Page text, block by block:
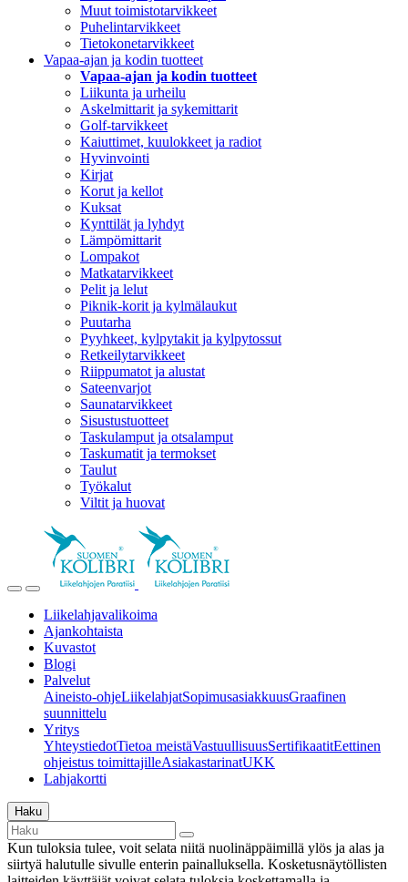
Muut toimistotarvikkeet
Puhelintarvikkeet
Tietokonetarvikkeet
Vapaa-ajan ja kodin tuotteet
Vapaa-ajan ja kodin tuotteet
Liikunta ja urheilu
Askelmittarit ja sykemittarit
Golf-tarvikkeet
Kaiuttimet, kuulokkeet ja radiot
Hyvinvointi
Kirjat
Korut ja kellot
Kuksat
Kynttilät ja lyhdyt
Lämpömittarit
Lompakot
Matkatarvikkeet
Pelit ja lelut
Piknik-korit ja kylmälaukut
Puutarha
Pyyhkeet, kylpytakit ja kylpytossut
Retkeilytarvikkeet
Riippumatot ja alustat
Sateenvarjot
Saunatarvikkeet
Sisustustuotteet
Taskulamput ja otsalamput
Taskumatit ja termokset
Taulut
Työkalut
Viltit ja huovat
Liikelahjavalikoima
Ajankohtaista
Kuvastot
Blogi
Palvelut
Aineisto-ohjeLiikelahjatSopimusasiakkuusGraafinen
suunnittelu
Yritys
YhteystiedotTietoa meistäVastuullisuusSertifikaatitEettinen
ohjeistus toimittajilleAsiakastarinatUKK
Lahjakortti
Haku
Kun tuloksia tulee, voit selata niitä nuolinäppäimillä ylös ja alas ja
siirtyä halutulle sivulle enterin painalluksella. Kosketusnäytöllisten